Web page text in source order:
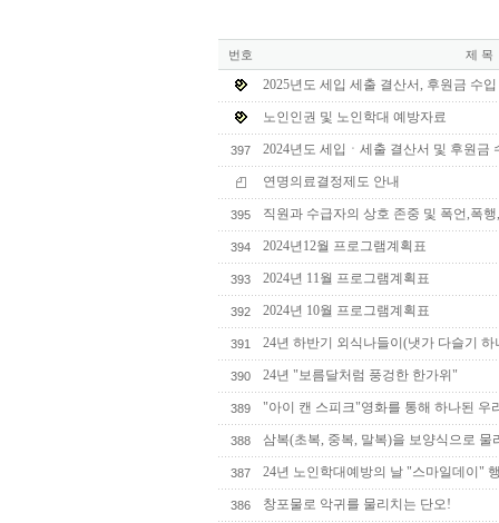
번호 제 목
2025년도 세입 세출 결산서, 후원금 수
노인인권 및 노인학대 예방자료
397 2024년도 세입ㆍ세출 결산서 및 후원금
연명의료결정제도 안내
395 직원과 수급자의 상호 존중 및 폭언,폭
394 2024년12월 프로그램계획표
393 2024년 11월 프로그램계획표
392 2024년 10월 프로그램계획표
391 24년 하반기 외식나들이(냇가 다슬기
390 24년 "보름달처럼 풍겅한 한가위"
389 "아이 캔 스피크"영화를 통해 하나된 우
388 삼복(초복, 중복, 말복)을 보양식으로 물
387 24년 노인학대예방의 날 "스마일데이"
386 창포물로 악귀를 물리치는 단오!